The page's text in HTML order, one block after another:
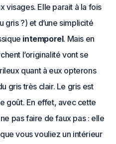
visages. Elle parait à la fois
?) et d’une simplicité
intemporel. Mais en
l’originalité vont se
quant à eux opterons
gris très clair. Le gris est
goût. En effet, avec cette
pas faire de faux pas : elle
vous vouliez un intérieur